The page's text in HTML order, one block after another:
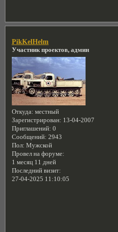
PikKelHelm
Участник проектов, админ
Откуда: местный
Зарегистрирован: 13-04-2007
Приглашений: 0
Сообщений: 2943
Пол: Мужской
Провел на форуме:
1 месяц 11 дней
Последний визит:
27-04-2025 11:10:05